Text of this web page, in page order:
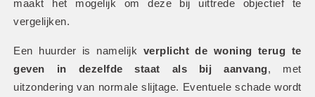
maakt het mogelijk om deze bij uittrede objectief te
vergelijken.
Een huurder is namelijk verplicht de woning terug te
geven in dezelfde staat als bij aanvang, met
uitzondering van normale slijtage. Eventuele schade wordt